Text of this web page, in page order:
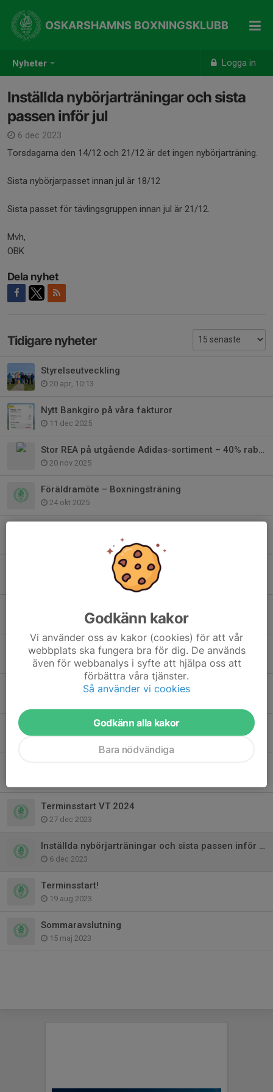
Nyheter Logga in
OSKARSHAMNS BOXNINGSKLUBB
Inställda nybörjarträningar och sista
passen inför jul
6 dec 2023
Torsdagarna den 14/12 och 21/12 är det ingen nybörjarträning.
Sista nybörjarpasset innan jul är 18/12
Sista passet för tävlingsgruppen innan jul är 21/12.
Mvh,
OBK
Dela nyhet
Tidigare nyheter
Styrelseutveckling
20 apr, 10:13
Nytt Bankgiro på våra fakturor
11 dec 2025
Stor REA på utgående Adidas-sortiment – 40% rabatt!
20 nov 2025
Föräldramöte – Boxningsträning
24 okt 2025
Terminstart 2025
30 sep 2024
Schema för terminen
15 sep 2024
Årsmöte 24/3 kl 14.00
Inställt: Diplomtävling 9/3
Terminsstart VT 2024
27 dec 2023
Inställda nybörjarträningar och sista passen inför jul
6 dec 2023
Terminsstart!
19 aug 2023
Sommaravslutning
15 maj 2023
Godkänn kakor
Vi använder oss av kakor (cookies) för att vår
webbplats ska fungera bra för dig. De används
även för webbanalys i syfte att hjälpa oss att
förbättra våra tjänster.
Så använder vi cookies
Godkänn alla kakor
Bara nödvändiga